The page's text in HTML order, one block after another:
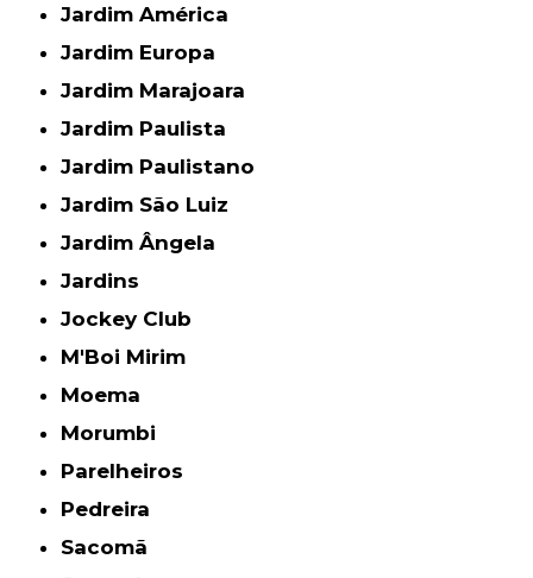
Jardim América
Jardim Europa
Jardim Marajoara
Jardim Paulista
Jardim Paulistano
Jardim São Luiz
Jardim Ângela
Jardins
Jockey Club
M'Boi Mirim
Moema
Morumbi
Parelheiros
Pedreira
Sacomã